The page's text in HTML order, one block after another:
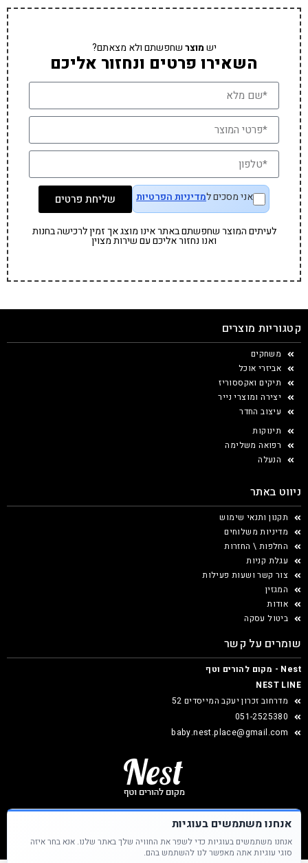
ישמוצרשחפשתם ולא מצאתם?
השאירו פרטים ונחזור אליכם
אני מסכים למדיניות הפרטיות שליחת פרטים
לעיתים המוצר שחפשתם באתר אינו מוצג אך זמין לרכישה בחנות
ואנו נחזור אליכם עם שירות מצוין
קטגוריות מוצרים
משחקים
אביזרי אוכל
תיקים ואקססוריז
יצירה ומוצרי נייר
עיצוב החדר
תינוקות
רפואה משלימה
הנעלה
ניווט באתר
תקנון ותנאי שימוש
מדיניות משלוחים
החלפות \ החזרות
עגלת קניות
צור קשר ושעות פעילות
המגזין
אודות
ביטול עסקה
שומרים על קשר
Nest - מקום להורים וטף
NEST LINE
מדרחוב זכרון יעקב המייסדים 52
051-2525380
baby.nest.place@gmail.com
Nest &copy כל הזכויות שמורות
אנחנו משתמשים בעוגיות
אנחנו משתמשים בעוגיות כדי לשפר את החוויה שלך באתר שלנו. אנא בחר איזה
סוגי עוגיות אתה מאפשר לנו להשתמש בהם.